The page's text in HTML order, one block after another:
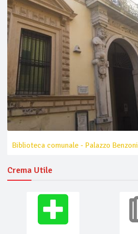
Biblioteca comunale - Palazzo Benzoni
Crema Utile